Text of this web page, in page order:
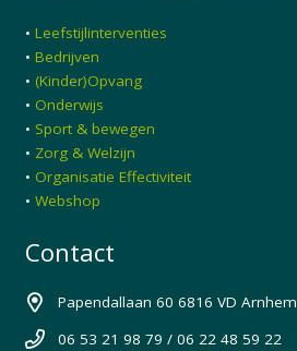
• Leefstijlinterventies
• Bedrijven
• (Kinder)Opvang
• Onderwijs
• Sport & bewegen
• Zorg & Welzijn
• Organisatie Effectiviteit
• Webshop
Contact
Papendallaan 60 6816 VD Arnhem
06 53 21 98 79 / 06 22 48 59 22